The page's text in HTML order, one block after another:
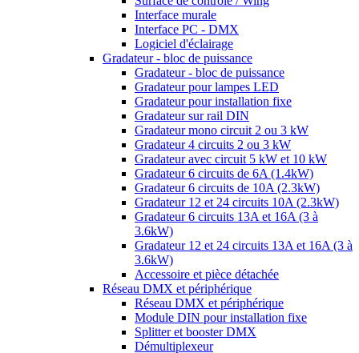
Interface murale
Interface PC - DMX
Logiciel d'éclairage
Gradateur - bloc de puissance
Gradateur - bloc de puissance
Gradateur pour lampes LED
Gradateur pour installation fixe
Gradateur sur rail DIN
Gradateur mono circuit 2 ou 3 kW
Gradateur 4 circuits 2 ou 3 kW
Gradateur avec circuit 5 kW et 10 kW
Gradateur 6 circuits de 6A (1.4kW)
Gradateur 6 circuits de 10A (2.3kW)
Gradateur 12 et 24 circuits 10A (2.3kW)
Gradateur 6 circuits 13A et 16A (3 à
3.6kW)
Gradateur 12 et 24 circuits 13A et 16A (3 à
3.6kW)
Accessoire et pièce détachée
Réseau DMX et périphérique
Réseau DMX et périphérique
Module DIN pour installation fixe
Splitter et booster DMX
Démultiplexeur